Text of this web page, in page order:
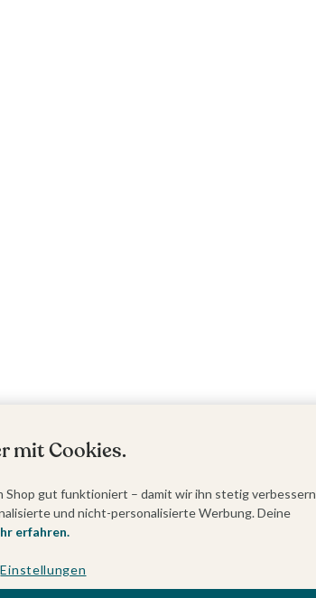
mit Cookies.
Shop gut funktioniert – damit wir ihn stetig verbessern
und nicht-personalisierte Werbung. Deine
erfahren.
Einstellungen